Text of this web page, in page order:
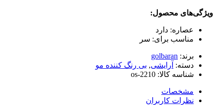
ویژگی‌های محصول:
عصاره: دارد
مناسب برای: سر
برند: golbaran
دسته: آرایشی, بی رنگ کننده مو
شناسه کالا: os-2210
مشخصات
نظرات کاربران